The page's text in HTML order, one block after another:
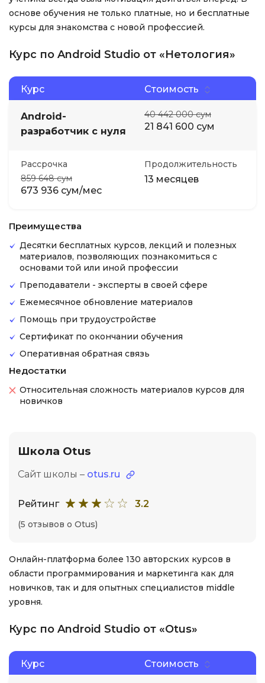
основе обучения не только платные, но и бесплатные
курсы для знакомства с новой профессией.
Курс по Android Studio от «Нетология»
Курс Стоимость
Android-
разработчик с нуля
40 442 000 сум
21 841 600 сум
Рассрочка
859 648 сум
673 936 сум/мес
Продолжительность
13 месяцев
Преимущества
Десятки бесплатных курсов, лекций и полезных
материалов, позволяющих познакомиться с
основами той или иной профессии
Преподаватели - эксперты в своей сфере
Ежемесячное обновление материалов
Помощь при трудоустройстве
Сертификат по окончании обучения
Оперативная обратная связь
Недостатки
Относительная сложность материалов курсов для
новичков
Школа Otus
Сайт школы – otus.ru
Рейтинг 3.2
(5 отзывов о Otus)
Онлайн-платформа более 130 авторских курсов в
области программирования и маркетинга как для
новичков, так и для опытных специалистов middle
уровня.
Курс по Android Studio от «Otus»
Курс Стоимость